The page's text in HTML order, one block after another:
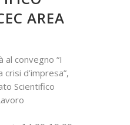
AREA
al convegno “I
d’impresa”,
Scientifico